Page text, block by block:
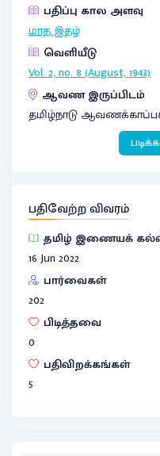
பதிப்பு கால அளவு
மாத இதழ்
வெளியீடு
Vol. 2, no. 8 (August, 1943)
ஆவண இருப்பிடம்
தமிழ்நாடு
படிக்க
பதிவேற்ற விவரம்
தமிழ் இணையக்
16 Jun 2022
பார்வைகள்
202
பிடித்தவை
0
பதிவிறக்கங்கள்
5